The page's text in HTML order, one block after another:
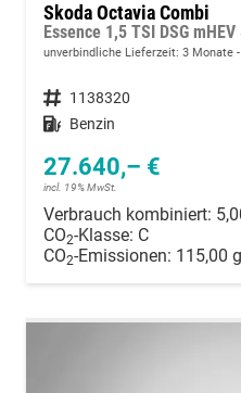
Skoda Octavia Combi
Essence 1,5 TSI DSG
unverbindliche Lieferzeit: 3 Monate
Fahrzeugnummer 1138320
Kraftstoff Benzin
27.640,– €
incl. 19% MwSt.
Verbrauch kombiniert:
CO2-Klasse: C
CO2-Emissionen: 115,00